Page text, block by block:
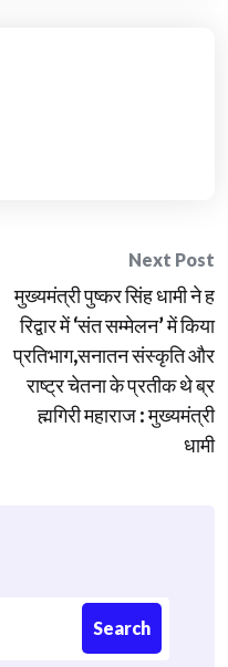
Next Post
मुख्यमंत्री पुष्कर सिंह धामी ने ह
रिद्वार में ‘संत सम्मेलन’ में किया
प्रतिभाग,सनातन संस्कृति और
राष्ट्र चेतना के प्रतीक थे ब्र
ह्मगिरी महाराज : मुख्यमंत्री
धामी
Search